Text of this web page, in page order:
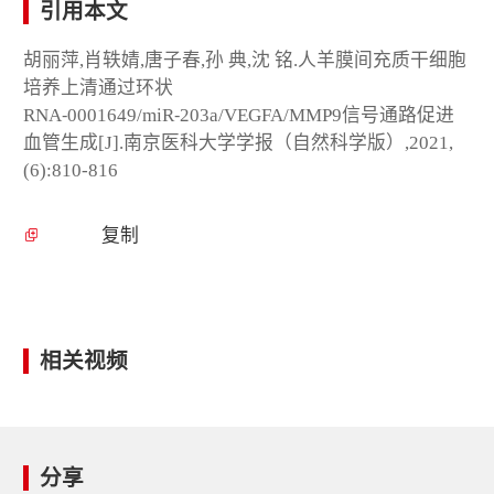
引用本文
胡丽萍,肖轶婧,唐子春,孙 典,沈 铭.人羊膜间充质干细胞
培养上清通过环状
RNA⁃0001649/miR⁃203a/VEGFA/MMP9信号通路促进
血管生成[J].南京医科大学学报（自然科学版）,2021,
(6):810-816
复制
相关视频
分享